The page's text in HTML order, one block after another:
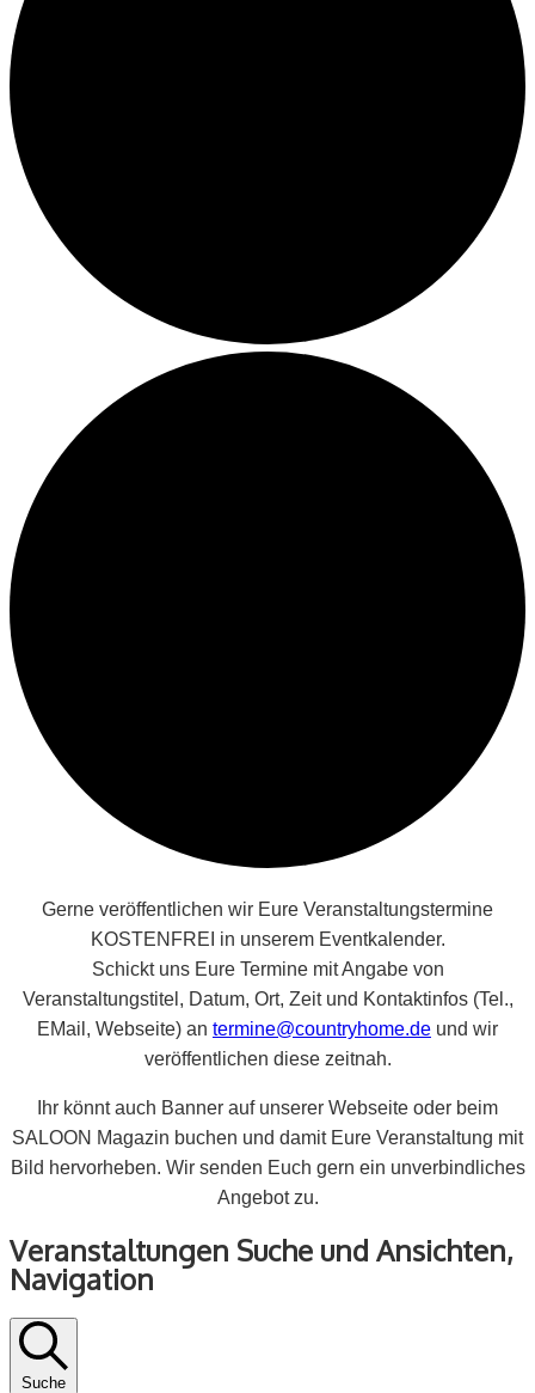
Gerne veröffentlichen wir Eure Veranstaltungstermine
KOSTENFREI in unserem Eventkalender.
Schickt uns Eure Termine mit Angabe von
Veranstaltungstitel, Datum, Ort, Zeit und Kontaktinfos (Tel.,
EMail, Webseite) an termine@countryhome.de und wir
veröffentlichen diese zeitnah.
Ihr könnt auch Banner auf unserer Webseite oder beim
SALOON Magazin buchen und damit Eure Veranstaltung mit
Bild hervorheben. Wir senden Euch gern ein unverbindliches
Angebot zu.
Veranstaltungen
für
Oktober
2024
Veranstaltungen Suche und Ansichten,
Navigation
Suche